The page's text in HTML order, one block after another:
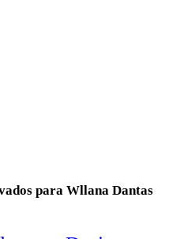
para Wllana Dantas